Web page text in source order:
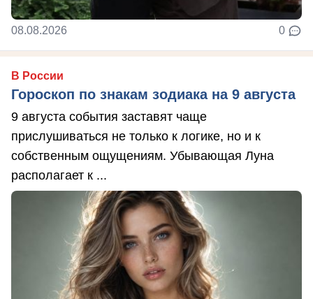
08.08.2026 0
В России
Гороскоп по знакам зодиака на 9 августа
9 августа события заставят чаще
прислушиваться не только к логике, но и к
собственным ощущениям. Убывающая Луна
располагает к ...